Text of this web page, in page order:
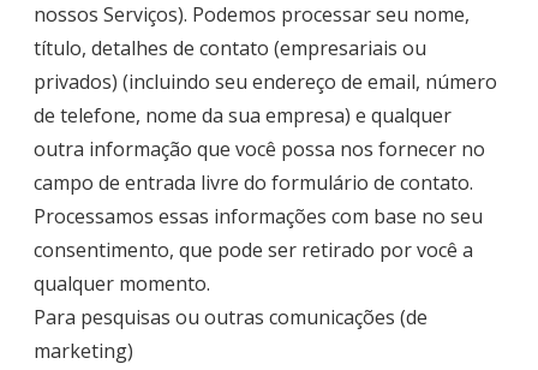
nossos Serviços). Podemos processar seu nome,
título, detalhes de contato (empresariais ou
privados) (incluindo seu endereço de email, número
de telefone, nome da sua empresa) e qualquer
outra informação que você possa nos fornecer no
campo de entrada livre do formulário de contato.
Processamos essas informações com base no seu
consentimento, que pode ser retirado por você a
qualquer momento.
Para pesquisas ou outras comunicações (de
marketing)